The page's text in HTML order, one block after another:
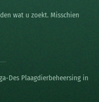
wat u zoekt. Misschien
Des Plaagdierbeheersing in